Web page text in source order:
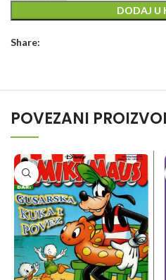
DODAJ U
Share:
POVEZANI